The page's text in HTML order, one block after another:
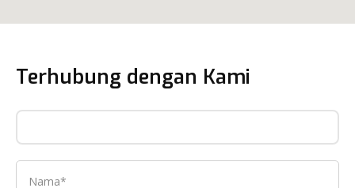
Terhubung dengan Kami